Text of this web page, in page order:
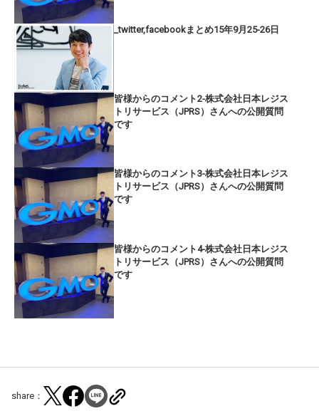
_twitter,facebookまとめ15年9月25-26日
皆様からのコメント2-株式会社日本レジス
トリサービス（JPRS）さんへの公開質問
です
皆様からのコメント3-株式会社日本レジス
トリサービス（JPRS）さんへの公開質問
です
皆様からのコメント4-株式会社日本レジス
トリサービス（JPRS）さんへの公開質問
です
share：